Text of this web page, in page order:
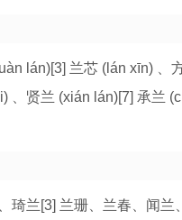
lán)[3] 兰芯 (lán xīn) 、
贤兰 (xián lán)[7] 承兰
琦兰[3] 兰珊、兰春、闻兰